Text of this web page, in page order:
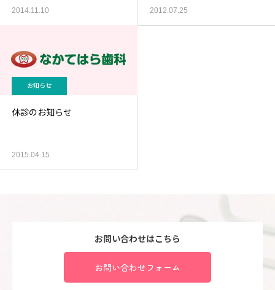
2014.11.10 2012.07.25
お知らせ
休診のお知らせ
2015.04.15
お問い合わせはこちら
お問い合わせフォーム